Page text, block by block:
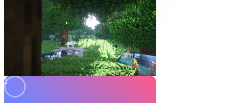
1